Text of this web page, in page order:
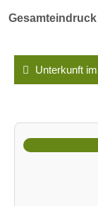
Gesamteindruck
Unterkunft